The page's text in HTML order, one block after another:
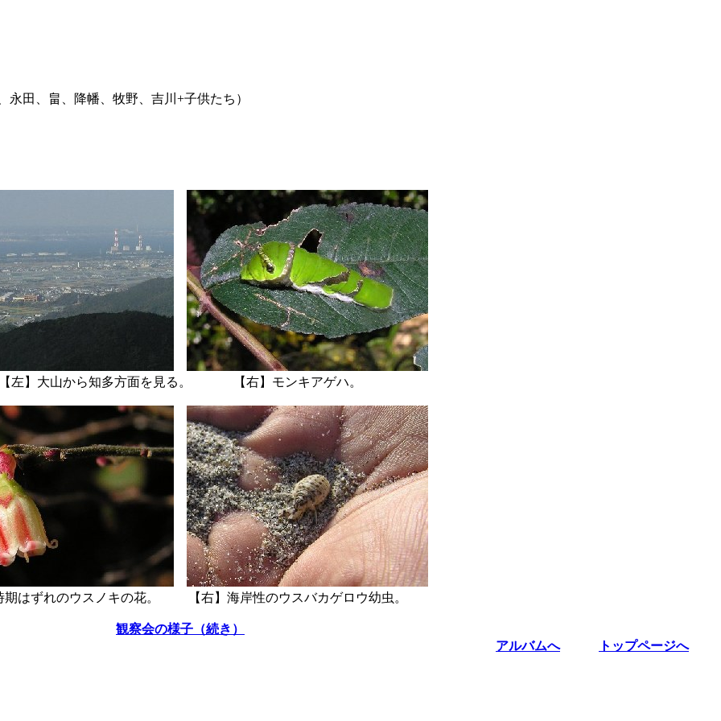
、降幡、牧野、吉川+子供たち）
左】大山から知多方面を見る。 【右】モンキアゲハ。
期はずれのウスノキの花。 【右】海岸性のウスバカゲロウ幼虫。
観察会の様子（続き）
アルバムへ
トップページへ